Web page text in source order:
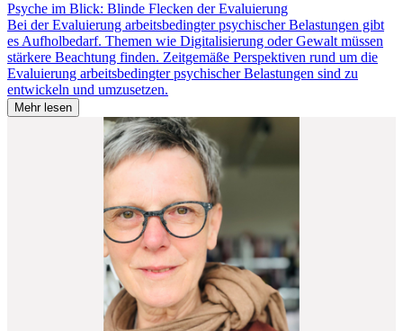
Psyche im Blick: Blinde Flecken der Evaluierung
Bei der Evaluierung arbeitsbedingter psychischer Belastungen gibt
es Aufholbedarf. Themen wie Digitalisierung oder Gewalt müssen
stärkere Beachtung finden. Zeitgemäße Perspektiven rund um die
Evaluierung arbeitsbedingter psychischer Belastungen sind zu
entwickeln und umzusetzen.
Mehr lesen